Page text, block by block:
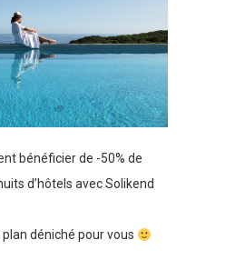
bénéficier de -50% de
d’hôtels avec Solikend
plan déniché pour vous